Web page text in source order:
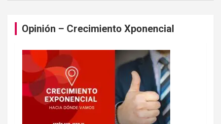
Opinión – Crecimiento Xponencial